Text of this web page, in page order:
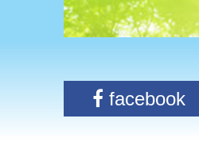
facebook